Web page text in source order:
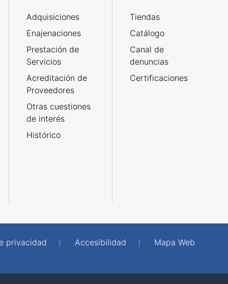
Adquisiciones
Enajenaciones
Prestación de
Servicios
Acreditación de
Proveedores
Otras cuestiones
de interés
Histórico
Tiendas
Catálogo
Canal de
denuncias
Certificaciones
privacidad Accesibilidad
Mapa Web